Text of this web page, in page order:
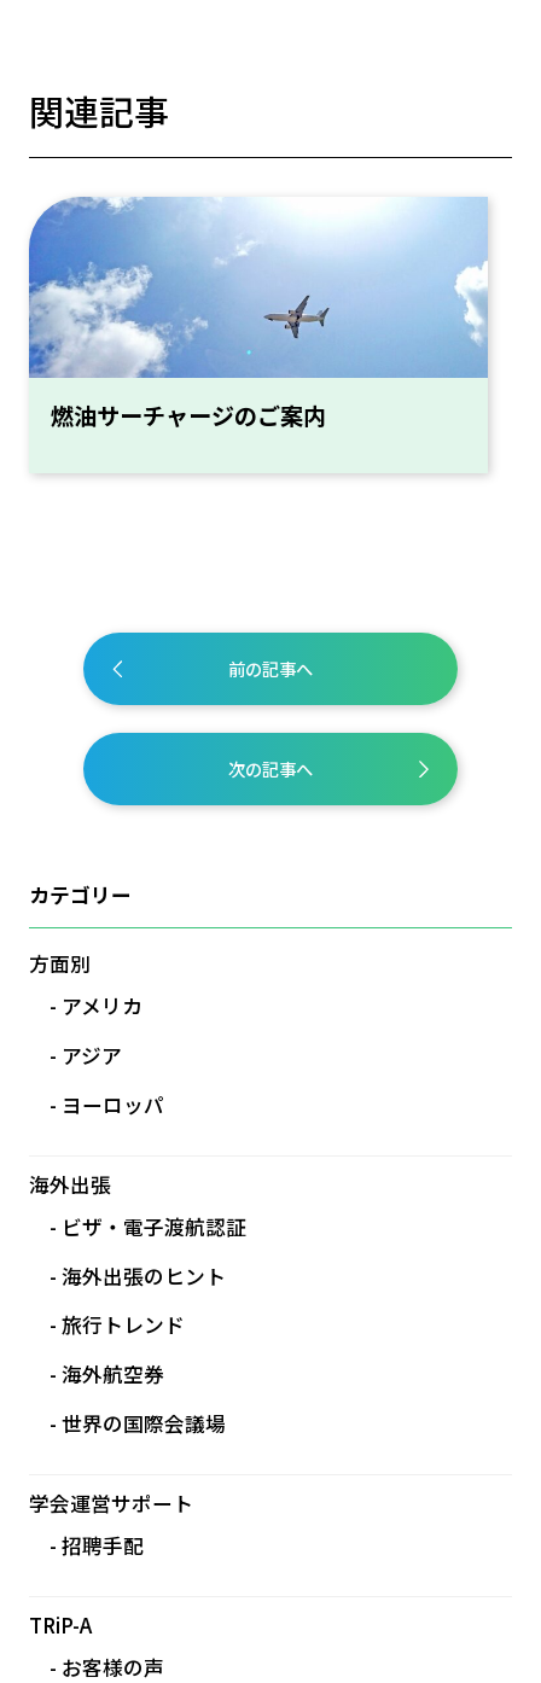
関連記事
燃油サーチャージのご案内
前の記事へ
次の記事へ
カテゴリー
方面別
アメリカ
アジア
ヨーロッパ
海外出張
ビザ・電子渡航認証
海外出張のヒント
旅行トレンド
海外航空券
世界の国際会議場
学会運営サポート
招聘手配
TRiP-A
お客様の声